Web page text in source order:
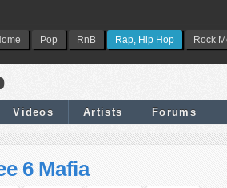
Pop RnB Rap, Hip Hop Rock
Videos Artists Forums
6 Mafia